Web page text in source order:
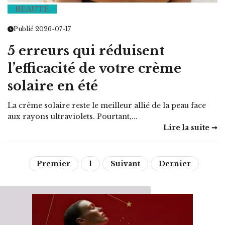
BEAUTÉ
Publié 2026-07-17
5 erreurs qui réduisent
l’efficacité de votre crème
solaire en été
La crème solaire reste le meilleur allié de la peau face
aux rayons ultraviolets. Pourtant,...
Lire la suite ➞
Premier 1 Suivant Dernier